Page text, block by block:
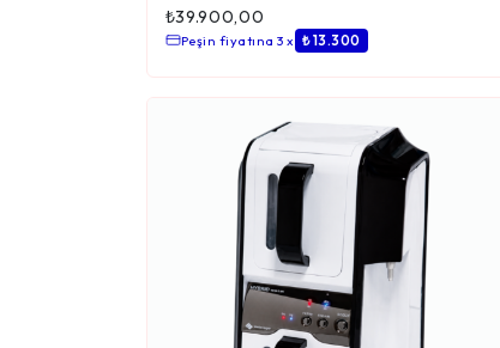
₺39.900,00
Peşin fiyatına 3 x ₺ 13.300